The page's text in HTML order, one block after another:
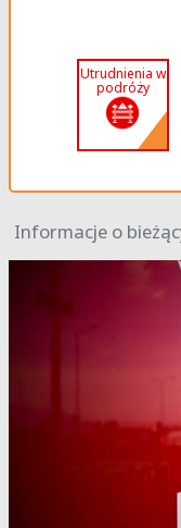
Utrudnienia w
podróży
Informacje o